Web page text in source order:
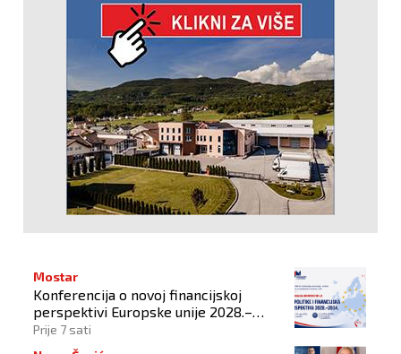
Mostar
Konferencija o novoj financijskoj
perspektivi Europske unije 2028.–
2034.
Prije 7 sati